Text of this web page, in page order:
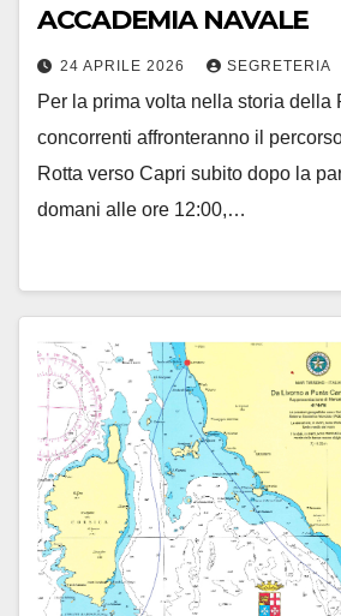
ACCADEMIA NAVALE
24 APRILE 2026 SEGRETERIA
Per la prima volta nella storia della
concorrenti affronteranno il
Rotta verso Capri subito dopo la
domani alle ore 12:00,…